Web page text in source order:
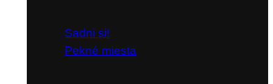
Sadni si!
Pekné miesta